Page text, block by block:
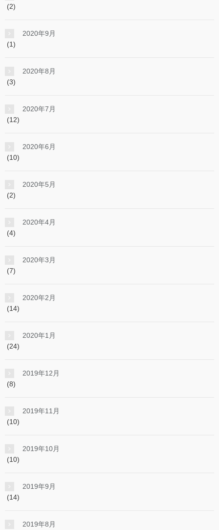
(2)
2020年9月
(1)
2020年8月
(3)
2020年7月
(12)
2020年6月
(10)
2020年5月
(2)
2020年4月
(4)
2020年3月
(7)
2020年2月
(14)
2020年1月
(24)
2019年12月
(8)
2019年11月
(10)
2019年10月
(10)
2019年9月
(14)
2019年8月